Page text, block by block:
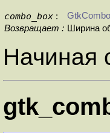
combo_box :
Возвращает : Ширина
Начиная